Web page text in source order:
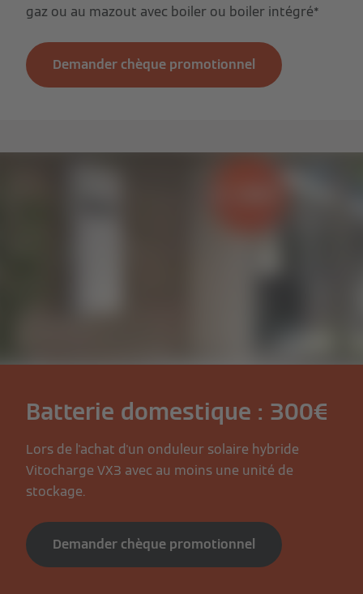
gaz ou au mazout avec boiler ou boiler intégré*
Demander chèque promotionnel
Batterie domestique : 300€
Lors de l'achat d'un onduleur solaire hybride
Vitocharge VX3 avec au moins une unité de
stockage.
Demander chèque promotionnel